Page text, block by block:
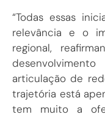
“Todas essas
relevância e o
regional,
articulação de
trajetória está
tem muito a